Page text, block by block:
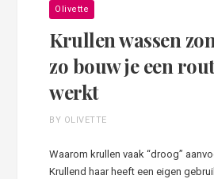
Olivette
Krullen wassen
zo bouw je een
werkt
BY OLIVETTE
Waarom krullen vaak “droog”
Krullend haar heeft een eigen